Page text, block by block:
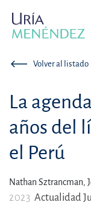
Volver al listado
La
años del
el Perú
Nathan Sztrancman,
2023 Actualidad